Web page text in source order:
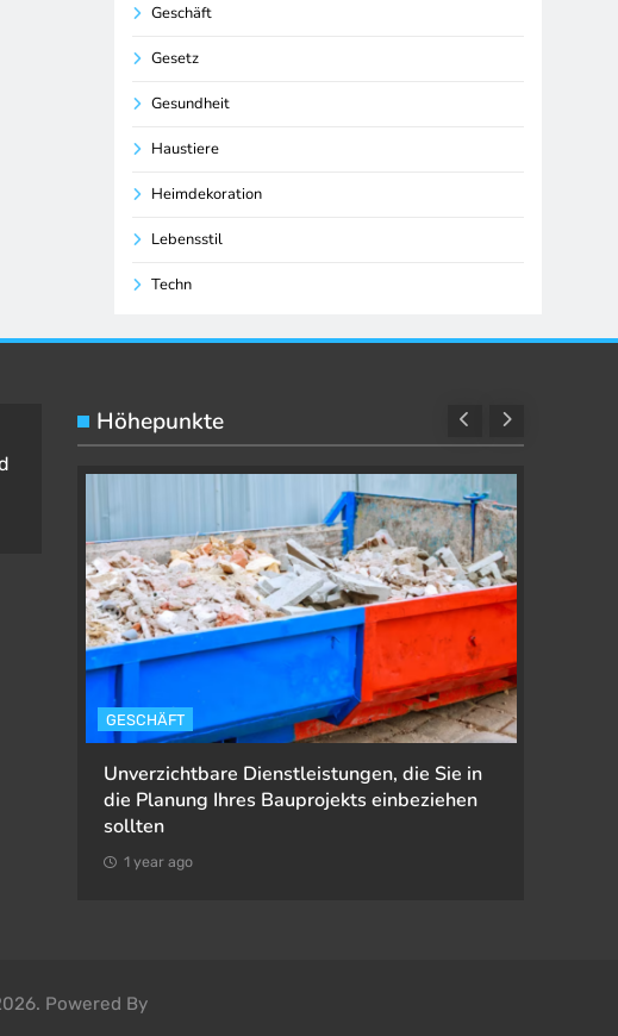
Geschäft
Gesetz
Gesundheit
Haustiere
Heimdekoration
Lebensstil
Techn
Höhepunkte
GESCHÄFT
Unverzichtbare Dienstleistungen, die Sie in
die Planung Ihres Bauprojekts einbeziehen
sollten
1 year ago
Powered By